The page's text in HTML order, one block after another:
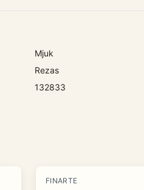
Mjuk
Rezas
132833
-50 %
FINARTE